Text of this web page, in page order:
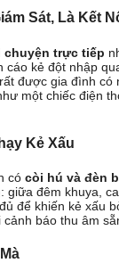
Sát, Là Kết
chuyện trực tiếp
kẻ đột nhập
được gia đình có
một chiếc điện
Kẻ Xấu
có còi hú và đèn
đêm khuya,
để khiến kẻ xấu
báo thu âm